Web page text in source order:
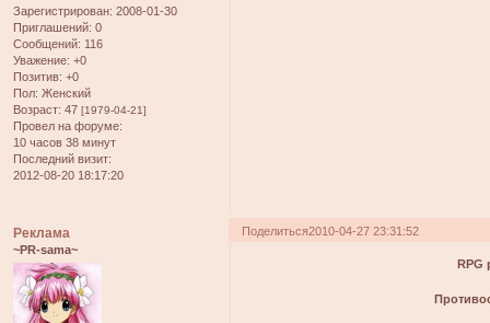
Зарегистрирован: 2008-01-30
Приглашений: 0
Сообщений: 116
Уважение: +0
Позитив: +0
Пол: Женский
Возраст: 47 [1979-04-21]
Провел на форуме:
10 часов 38 минут
Последний визит:
2012-08-20 18:17:20
Поделиться2010-04-27 23:31:52
Реклама
~PR-sama~
RPG